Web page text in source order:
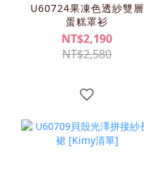
U60724果凍色透紗雙層
蛋糕罩衫
NT$2,190
NT$2,580